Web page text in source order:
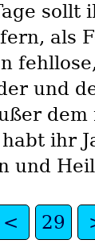
sollt
als
und
ihr
< 29